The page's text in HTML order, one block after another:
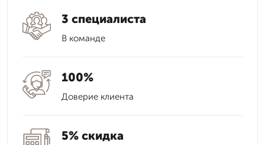
3 специалиста
В команде
100%
Доверие клиента
5% скидка